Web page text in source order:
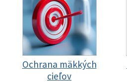
Ochrana mäkkých
cieľov